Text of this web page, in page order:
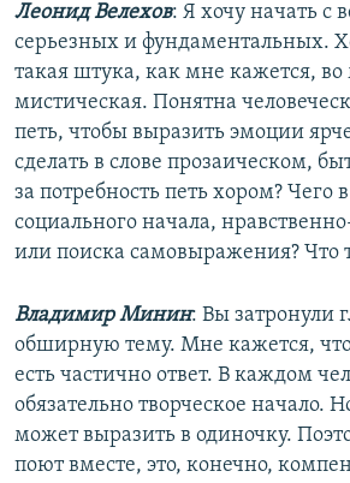
Леонид Велехов: Я хочу начать с
серьезных и фундаментальных.
такая штука, как мне кажется,
мистическая. Понятна
петь, чтобы выразить эмоции
сделать в слове прозаическом,
за потребность петь хором? Чего
социального начала,
или поиска самовыражения? Что
Владимир Минин: Вы затронули
обширную тему. Мне кажется,
есть частично ответ. В каждом
обязательно творческое начало.
может выразить в одиночку.
поют вместе, это, конечно,